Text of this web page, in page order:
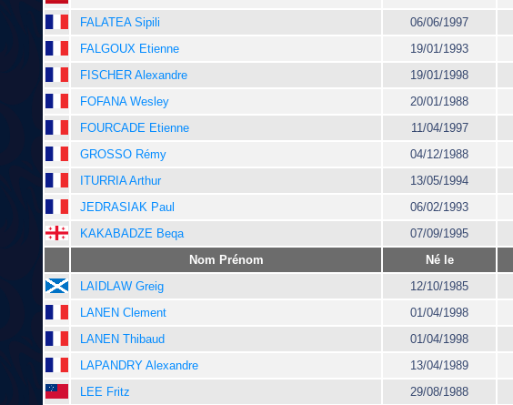
FALATEA Sipili
06/06/1997
FALGOUX Etienne
19/01/1993
FISCHER Alexandre
19/01/1998
FOFANA Wesley
20/01/1988
FOURCADE Etienne
11/04/1997
GROSSO Rémy
04/12/1988
ITURRIA Arthur
13/05/1994
JEDRASIAK Paul
06/02/1993
KAKABADZE Beqa
07/09/1995
Nom Prénom
Né le
LAIDLAW Greig
12/10/1985
LANEN Clement
01/04/1998
LANEN Thibaud
01/04/1998
LAPANDRY Alexandre
13/04/1989
LEE Fritz
29/08/1988